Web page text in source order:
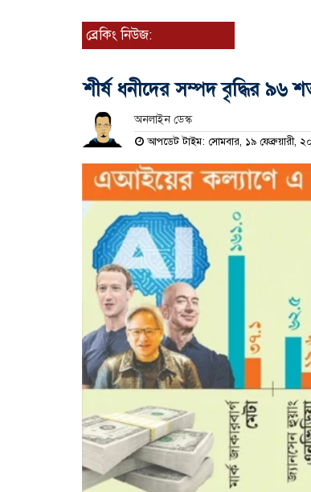
ব্রেকিং নিউজ:
শীর্ষ ধনীদের সম্পদ বৃদ্ধির ৯৬
অনলাইন ডেস্ক
আপডেট টাইম: সোমবার, ১৯ ফেব্রুয়ারী,